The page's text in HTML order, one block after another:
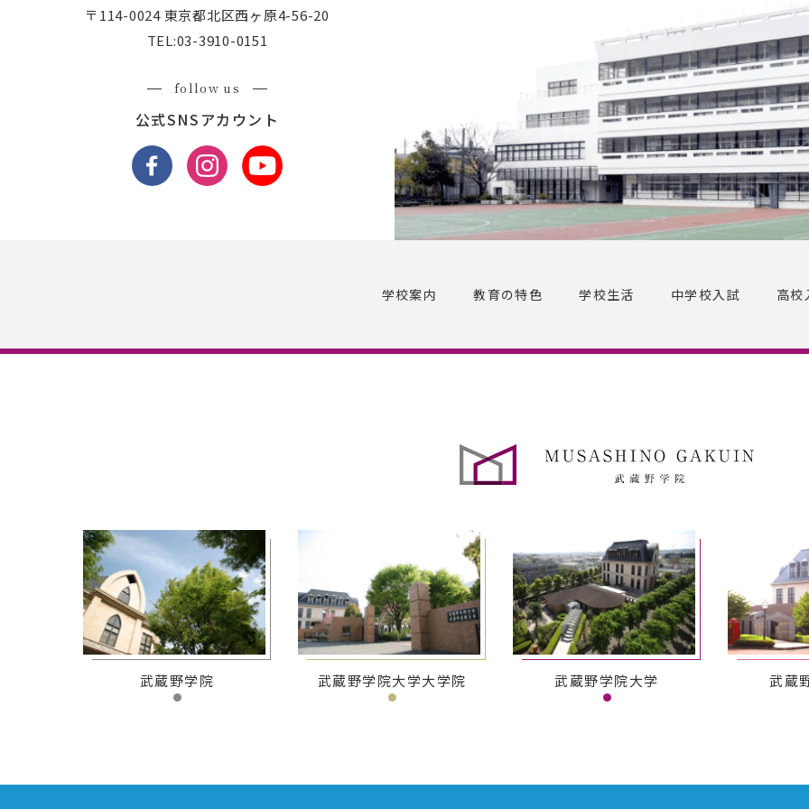
〒114-0024 東京都北区西ヶ原4-56-20
TEL:03-3910-0151
follow us
公式SNSアカウント
学校案内 教育の特色 学校生活 中学校入試 高校
武蔵野学院 武蔵野学院大学大学院 武蔵野学院大学 武蔵